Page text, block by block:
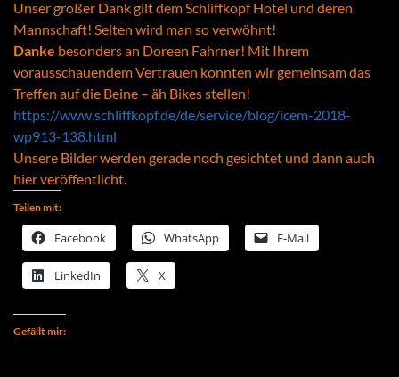
Unser großer Dank gilt dem Schliffkopf Hotel und deren
Mannschaft! Selten wird man so verwöhnt!
Danke besonders an Doreen Fahrner! Mit Ihrem
vorausschauendem Vertrauen konnten wir gemeinsam das
Treffen auf die Beine – äh Bikes stellen!
https://www.schliffkopf.de/de/service/blog/icem-2018-
wp913-138.html
Unsere Bilder werden gerade noch gesichtet und dann auch
hier veröffentlicht.
Teilen mit:
Facebook WhatsApp E-Mail
LinkedIn X
Gefällt mir: